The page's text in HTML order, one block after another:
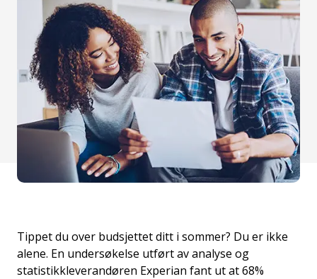
Tippet du over budsjettet ditt i sommer? Du er ikke
alene. En undersøkelse utført av analyse og
statistikkleverandøren Experian fant ut at 68%